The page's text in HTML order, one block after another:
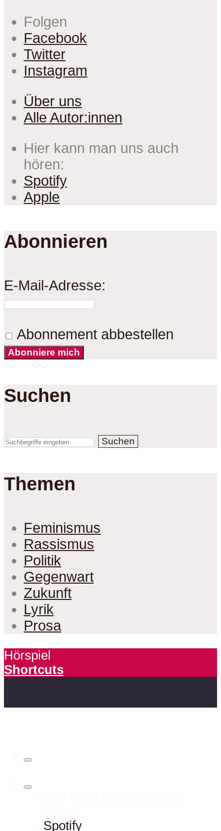
Folgen
Facebook
Twitter
Instagram
Über uns
Alle Autor:innen
Hier kann man uns auch
hören:
Spotify
Apple
Abonnieren
E-Mail-Adresse:
Abonnement abbestellen
Abonniere mich
Suchen
Suchen
Themen
Feminismus
Rassismus
Politik
Gegenwart
Zukunft
Lyrik
Prosa
Hörspiel
Shortcuts
Spotify